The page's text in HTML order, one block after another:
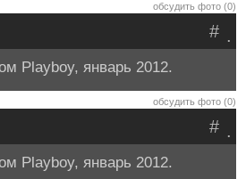
обсудить фото (0)
.
#
Playboy, январь 2012.
обсудить фото (0)
.
#
Playboy, январь 2012.